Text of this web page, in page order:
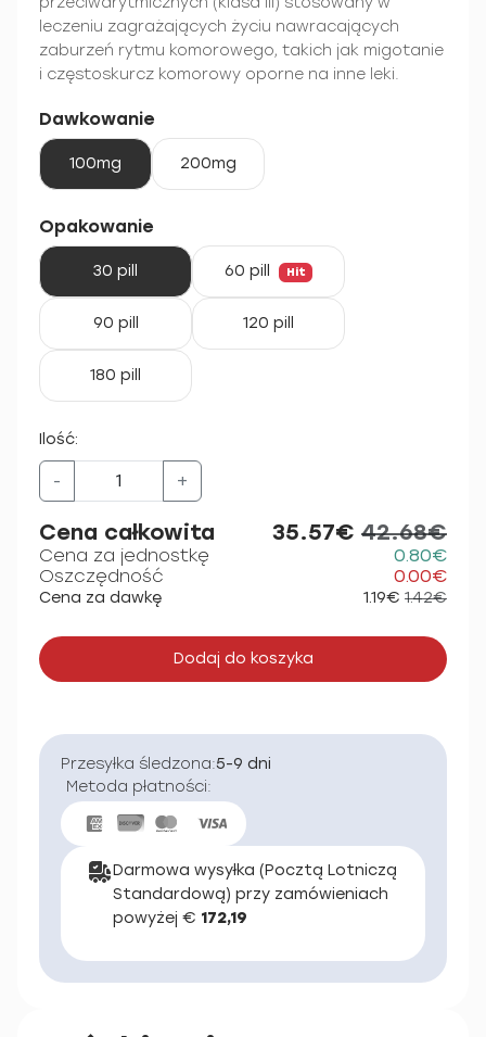
leczeniu zagrażających życiu nawracających
zaburzeń rytmu komorowego, takich jak migotanie
i częstoskurcz komorowy oporne na inne leki.
Dawkowanie
100mg 200mg
Opakowanie
30 pill 60 pill Hit
90 pill 120 pill
180 pill
Ilość:
- +
Cena całkowita 35.57€ 42.68€
Cena za jednostkę
0.80€
Oszczędność
0.00€
Cena za dawkę 1.19€ 1.42€
Dodaj do koszyka
Przesyłka śledzona:5-9 dni
Metoda płatności:
Darmowa wysyłka (Pocztą Lotniczą
Standardową) przy zamówieniach
powyżej € 172,19